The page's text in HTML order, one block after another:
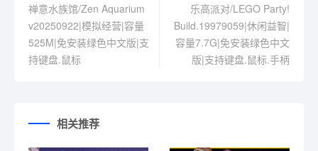
禅意水族馆/Zen Aquarium
v20250922|模拟经营|容量
525M|免安装绿色中文版|支
持键盘.鼠标
乐高派对/LEGO Party!
Build.19979059|休闲益智|
容量7.7G|免安装绿色中文
版|支持键盘.鼠标.手柄
相关推荐